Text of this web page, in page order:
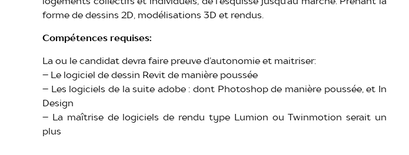
forme de dessins 2D, modélisations 3D et rendus.
Compétences requises:
La ou le candidat devra faire preuve d’autonomie et maitriser:
– Le logiciel de dessin Revit de manière poussée
– Les logiciels de la suite adobe : dont Photoshop de manière poussée, et In
Design
– La maîtrise de logiciels de rendu type Lumion ou Twinmotion serait un
plus